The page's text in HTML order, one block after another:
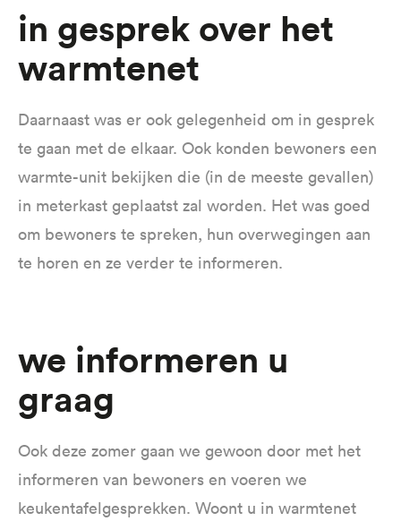
In gesprek over het
warmtenet
Daarnaast was er ook gelegenheid om in gesprek
te gaan met de elkaar. Ook konden bewoners een
warmte-unit bekijken die (in de meeste gevallen)
in meterkast geplaatst zal worden. Het was goed
om bewoners te spreken, hun overwegingen aan
te horen en ze verder te informeren.
We informeren u
graag
Ook deze zomer gaan we gewoon door met het
informeren van bewoners en voeren we
keukentafelgesprekken. Woont u in warmtenet